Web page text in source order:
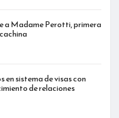
a Madame Perotti, primera
sistema de visas con
de relaciones